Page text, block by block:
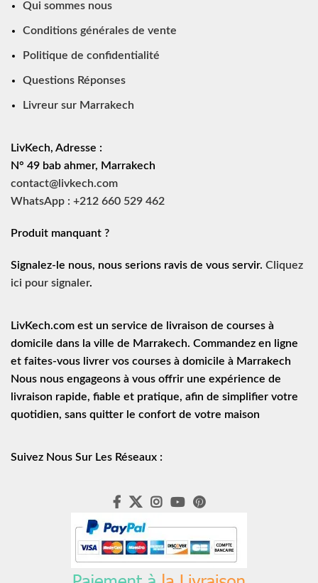
Qui sommes nous
Conditions générales de vente
Politique de confidentialité
Questions Réponses
Livreur sur Marrakech
LivKech, Adresse :
N° 49 bab ahmer, Marrakech
contact@livkech.com
WhatsApp : +212 660 529 462
Produit manquant ?
Signalez-le nous, nous serions ravis de vous servir. Cliquez
ici pour signaler.
LivKech.com est un service de
livraison de courses à
domicile dans la ville de Marrakech. Commandez en ligne
et faites-vous livrer vos courses à domicile à Marrakech
Nous nous engageons à vous offrir une expérience de
livraison rapide, fiable et pratique, afin de simplifier votre
quotidien, sans quitter le confort de votre maison
Suivez Nous Sur Les Réseaux :